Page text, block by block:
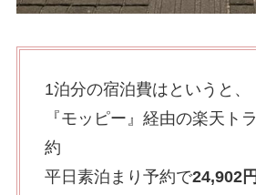
1泊分の宿泊費はというと、
『モッピー』経由の楽天ト
約
平日素泊まり予約で24,902円